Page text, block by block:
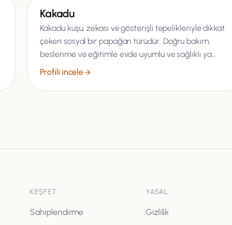
Kuş
Kakadu
Kakadu kuşu, zekası ve gösterişli tepelikleriyle dikkat
çeken sosyal bir papağan türüdür. Doğru bakım,
beslenme ve eğitimle evde uyumlu ve sağlıklı ya…
Profili incele
KEŞFET
Sahiplendirme
YASAL
Gizlilik